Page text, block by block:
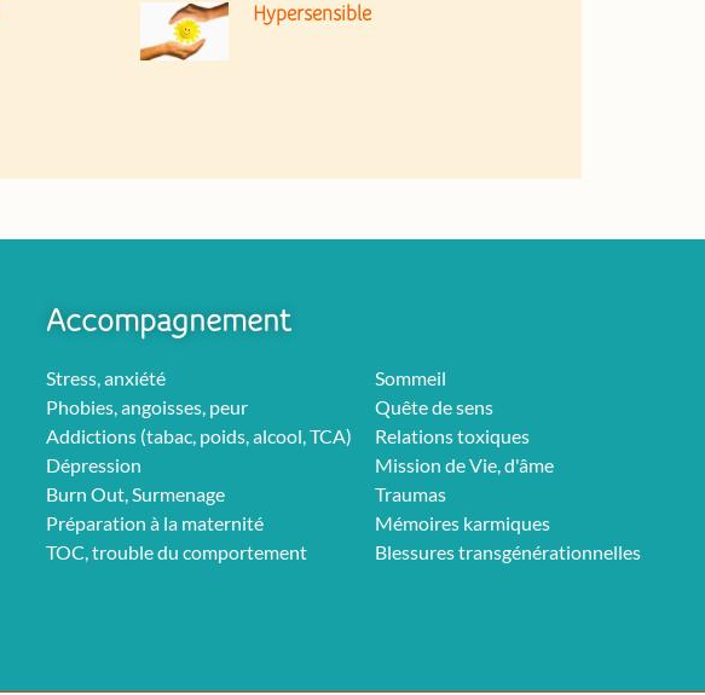
Hypersensible
Accompagnement
Stress, anxiété
Phobies, angoisses, peur
Addictions (tabac, poids, alcool, TCA)
Dépression
Burn Out, Surmenage
Préparation à la maternité
TOC, trouble du comportement
Sommeil
Quête de sens
Relations toxiques
Mission de Vie, d'âme
Traumas
Mémoires karmiques
Blessures transgénérationnelles